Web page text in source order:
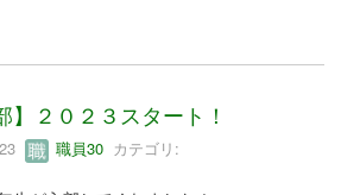
】２０２３スタート！
職員30 カテゴリ: